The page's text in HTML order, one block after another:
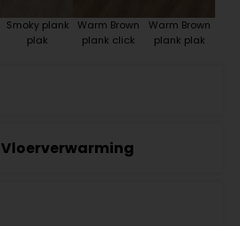
Smoky plank
plak
Warm Brown
plank click
Warm Brown
plank plak
Vloerverwarming